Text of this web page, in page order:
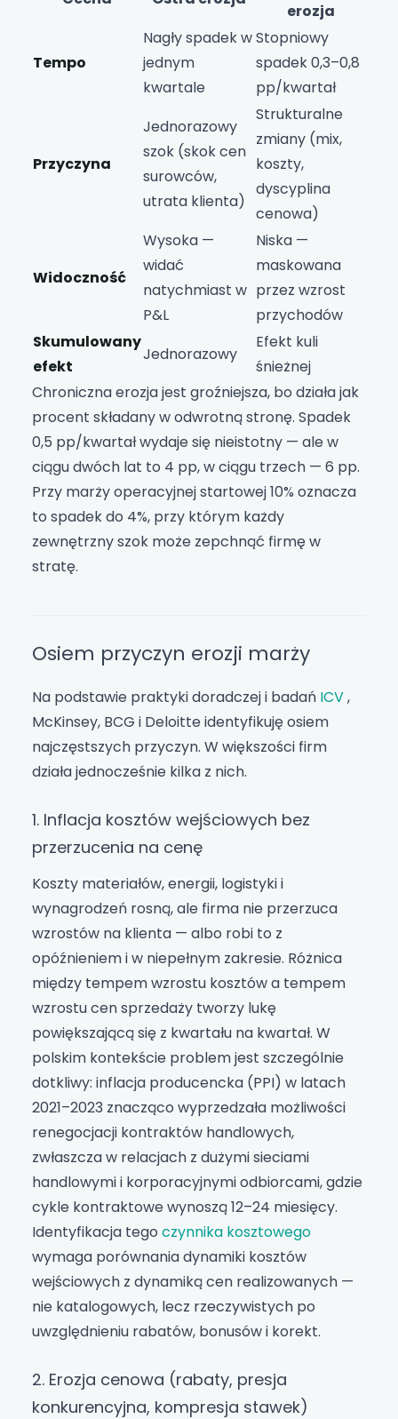
erozja
Tempo
Nagły spadek w
jednym
kwartale
Stopniowy
spadek 0,3–0,8
pp/kwartał
Przyczyna
Jednorazowy
szok (skok cen
surowców,
utrata klienta)
Strukturalne
zmiany (mix,
koszty,
dyscyplina
cenowa)
Widoczność
Wysoka —
widać
natychmiast w
P&L
Niska —
maskowana
przez wzrost
przychodów
Skumulowany
efekt
Jednorazowy
Efekt kuli
śnieżnej
Chroniczna erozja jest groźniejsza, bo działa jak
procent składany w odwrotną stronę. Spadek
0,5 pp/kwartał wydaje się nieistotny — ale w
ciągu dwóch lat to 4 pp, w ciągu trzech — 6 pp.
Przy marży operacyjnej startowej 10% oznacza
to spadek do 4%, przy którym każdy
zewnętrzny szok może zepchnąć firmę w
stratę.
Osiem przyczyn erozji marży
Na podstawie praktyki doradczej i badań ICV,
McKinsey, BCG i Deloitte identyfikuję osiem
najczęstszych przyczyn. W większości firm
działa jednocześnie kilka z nich.
1. Inflacja kosztów wejściowych bez
przerzucenia na cenę
Koszty materiałów, energii, logistyki i
wynagrodzeń rosną, ale firma nie przerzuca
wzrostów na klienta — albo robi to z
opóźnieniem i w niepełnym zakresie. Różnica
między tempem wzrostu kosztów a tempem
wzrostu cen sprzedaży tworzy lukę
powiększającą się z kwartału na kwartał. W
polskim kontekście problem jest szczególnie
dotkliwy: inflacja producencka (PPI) w latach
2021–2023 znacząco wyprzedzała możliwości
renegocjacji kontraktów handlowych,
zwłaszcza w relacjach z dużymi sieciami
handlowymi i korporacyjnymi odbiorcami, gdzie
cykle kontraktowe wynoszą 12–24 miesięcy.
Identyfikacja tego czynnika kosztowego
wymaga porównania dynamiki kosztów
wejściowych z dynamiką cen realizowanych —
nie katalogowych, lecz rzeczywistych po
uwzględnieniu rabatów, bonusów i korekt.
2. Erozja cenowa (rabaty, presja
konkurencyjna, kompresja stawek)